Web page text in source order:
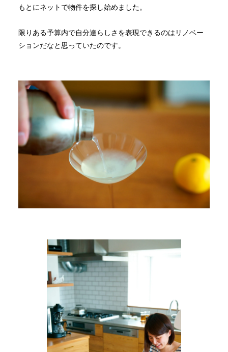
もとにネットで物件を探し始めました。
限りある予算内で自分達らしさを表現できるのはリノベー
ションだなと思っていたのです。